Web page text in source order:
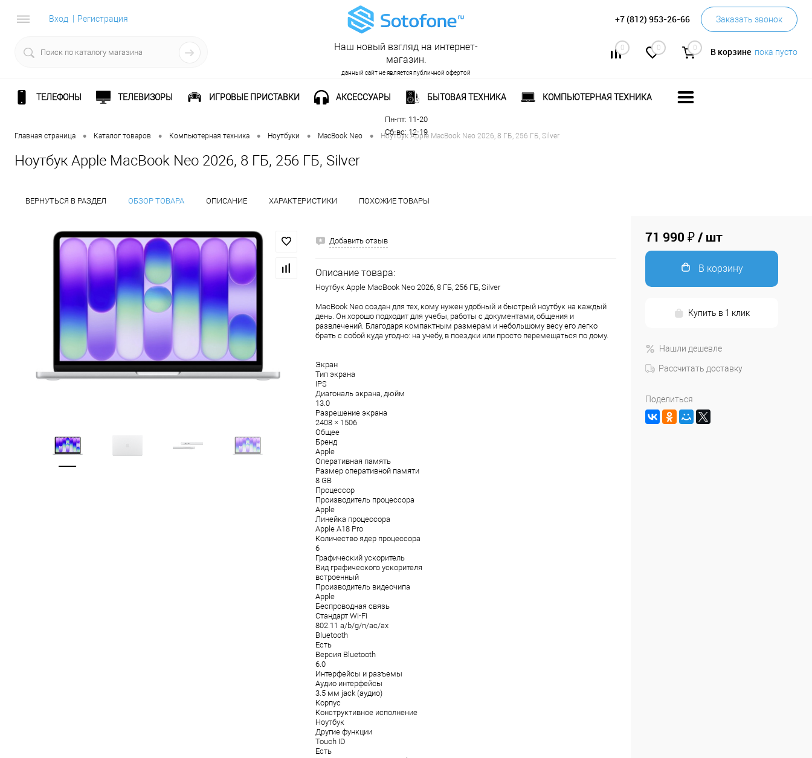
Вход Регистрация +7 (812) 953-26-66 Заказать звонок
0 0 0 В корзине пока пусто
Наш новый взгляд на интернет-
магазин.
данный сайт не является публичной офертой
Рабочее время:
Пн-пт: 11-20
Сб-вс: 12-19
ТЕЛЕФОНЫ ТЕЛЕВИЗОРЫ ИГРОВЫЕ ПРИСТАВКИ АКСЕССУАРЫ БЫТОВАЯ ТЕХНИКА КОМПЬЮТЕРНАЯ ТЕХНИКА
Главная страница • Каталог товаров • Компьютерная техника • Ноутбуки • MacBook Neo • Ноутбук Apple MacBook Neo 2026, 8 ГБ, 256 ГБ, Silver
Ноутбук Apple MacBook Neo 2026, 8 ГБ, 256 ГБ, Silver
ВЕРНУТЬСЯ В РАЗДЕЛ ОБЗОР ТОВАРА ОПИСАНИЕ ХАРАКТЕРИСТИКИ ПОХОЖИЕ ТОВАРЫ
Добавить отзыв
Описание товара:
Ноутбук Apple MacBook Neo 2026, 8 ГБ, 256 ГБ, Silver
MacBook Neo создан для тех, кому нужен удобный и быстрый ноутбук на каждый
день. Он хорошо подходит для учебы, работы с документами, общения и
развлечений. Благодаря компактным размерам и небольшому весу его легко
брать с собой куда угодно: на учебу, в поездки или просто перемещаться по дому.
Экран
Тип экрана
IPS
Диагональ экрана, дюйм
13.0
Разрешение экрана
2408 × 1506
Общее
Бренд
Apple
Оперативная память
Размер оперативной памяти
8 GB
Процессор
Производитель процессора
Apple
Линейка процессора
Apple A18 Pro
Количество ядер процессора
6
Графический ускоритель
Вид графического ускорителя
встроенный
Производитель видеочипа
Apple
Беспроводная связь
Стандарт Wi-Fi
802.11 a/b/g/n/ac/ax
Bluetooth
Есть
Версия Bluetooth
6.0
Интерфейсы и разъемы
Аудио интерфейсы
3.5 мм jack (аудио)
Корпус
Конструктивное исполнение
Ноутбук
Другие функции
Touch ID
Есть
71 990 ₽/ шт
В корзину
Купить в 1 клик
Нашли дешевле
Рассчитать доставку
Поделиться